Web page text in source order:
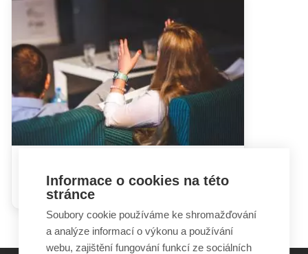
ublížit i prospět
Informace o cookies na této
stránce
Soubory cookie používáme ke shromažďování
a analýze informací o výkonu a používání
webu, zajištění fungování funkcí ze sociálních